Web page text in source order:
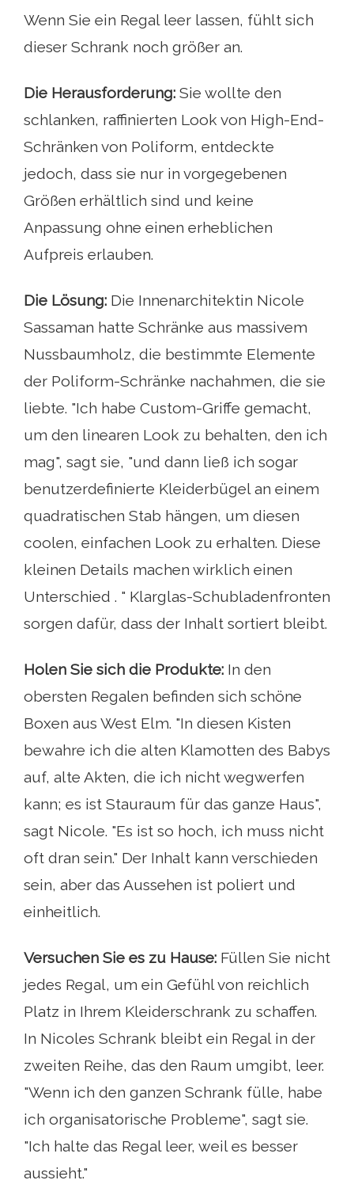
Wenn Sie ein Regal leer lassen, fühlt sich
dieser Schrank noch größer an.
Die Herausforderung: Sie wollte den
schlanken, raffinierten Look von High-End-
Schränken von Poliform, entdeckte
jedoch, dass sie nur in vorgegebenen
Größen erhältlich sind und keine
Anpassung ohne einen erheblichen
Aufpreis erlauben.
Die Lösung: Die Innenarchitektin Nicole
Sassaman hatte Schränke aus massivem
Nussbaumholz, die bestimmte Elemente
der Poliform-Schränke nachahmen, die sie
liebte. "Ich habe Custom-Griffe gemacht,
um den linearen Look zu behalten, den ich
mag", sagt sie, "und dann ließ ich sogar
benutzerdefinierte Kleiderbügel an einem
quadratischen Stab hängen, um diesen
coolen, einfachen Look zu erhalten. Diese
kleinen Details machen wirklich einen
Unterschied . " Klarglas-Schubladenfronten
sorgen dafür, dass der Inhalt sortiert bleibt.
Holen Sie sich die Produkte: In den
obersten Regalen befinden sich schöne
Boxen aus West Elm. "In diesen Kisten
bewahre ich die alten Klamotten des Babys
auf, alte Akten, die ich nicht wegwerfen
kann; es ist Stauraum für das ganze Haus",
sagt Nicole. "Es ist so hoch, ich muss nicht
oft dran sein." Der Inhalt kann verschieden
sein, aber das Aussehen ist poliert und
einheitlich.
Versuchen Sie es zu Hause: Füllen Sie nicht
jedes Regal, um ein Gefühl von reichlich
Platz in Ihrem Kleiderschrank zu schaffen.
In Nicoles Schrank bleibt ein Regal in der
zweiten Reihe, das den Raum umgibt, leer.
"Wenn ich den ganzen Schrank fülle, habe
ich organisatorische Probleme", sagt sie.
"Ich halte das Regal leer, weil es besser
aussieht."